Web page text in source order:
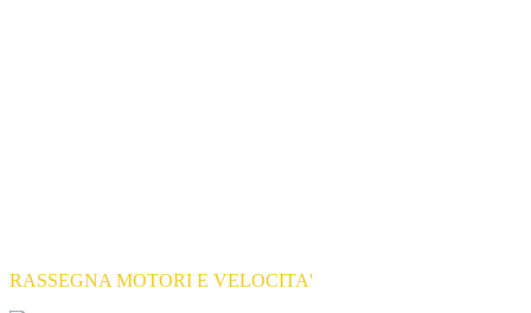
RASSEGNA MOTORI E VELOCITA'